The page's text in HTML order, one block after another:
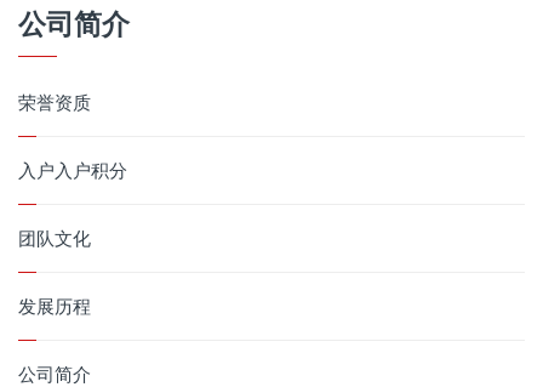
公司简介
荣誉资质
入户入户积分
团队文化
发展历程
公司简介